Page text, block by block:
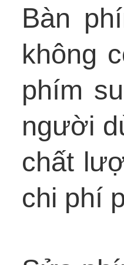
Bàn
không
phím
người
chất
chi phí